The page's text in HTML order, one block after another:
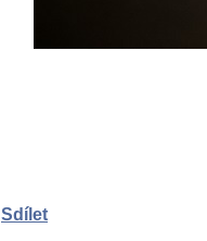
Sdílet